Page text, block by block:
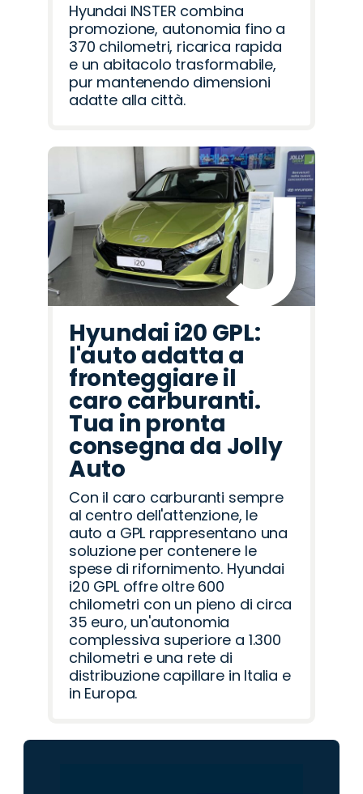
Hyundai INSTER combina
promozione, autonomia fino a
370 chilometri, ricarica rapida
e un abitacolo trasformabile,
pur mantenendo dimensioni
adatte alla città.
Hyundai i20 GPL:
l'auto adatta a
fronteggiare il
caro carburanti.
Tua in pronta
consegna da Jolly
Auto
Con il caro carburanti sempre
al centro dell'attenzione, le
auto a GPL rappresentano una
soluzione per contenere le
spese di rifornimento. Hyundai
i20 GPL offre oltre 600
chilometri con un pieno di circa
35 euro, un'autonomia
complessiva superiore a 1.300
chilometri e una rete di
distribuzione capillare in Italia e
in Europa.